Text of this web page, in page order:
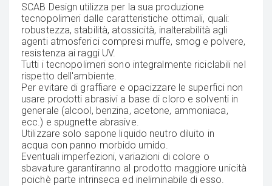
SCAB Design utilizza per la sua produzione
tecnopolimeri dalle caratteristiche ottimali, quali:
robustezza, stabilità, atossicità, inalterabilità agli
agenti atmosferici compresi muffe, smog e polvere,
resistenza ai raggi UV.
Tutti i tecnopolimeri sono integralmente riciclabili nel
rispetto dell'ambiente.
Per evitare di graffiare e opacizzare le superfici non
usare prodotti abrasivi a base di cloro e solventi in
generale (alcool, benzina, acetone, ammoniaca,
ecc.) e spugnette abrasive.
Utilizzare solo sapone liquido neutro diluito in
acqua con panno morbido umido.
Eventuali imperfezioni, variazioni di colore o
sbavature garantiranno al prodotto maggiore unicità
poichè parte intrinseca ed ineliminabile di esso.